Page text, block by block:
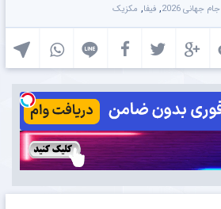
جام جهانی 2026 , فیفا, مکزیک